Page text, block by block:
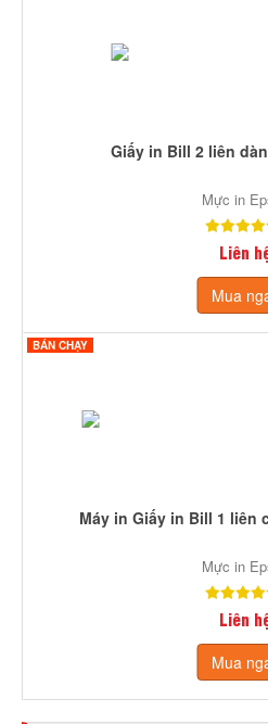
Giấy in Bill 2 liên
Mực in
Liên
Mua
BÁN CHẠY
Máy in Giấy in Bill 1 liên
Mực in
Liên
Mua